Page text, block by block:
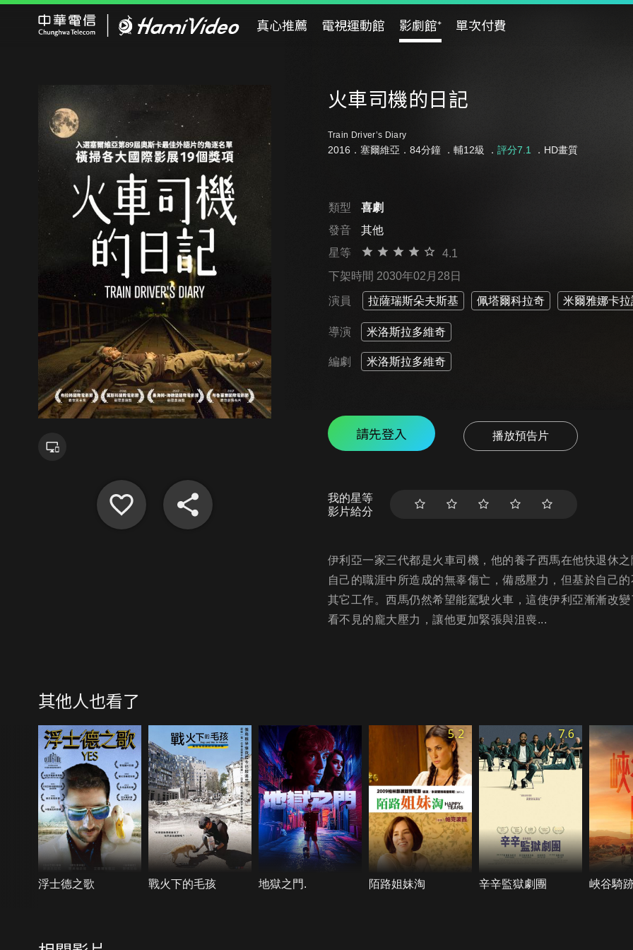
真心推薦 電視運動館 影劇館⁺ 單次付費
火車司機的日記
Train Driver’s Diary
2016．塞爾維亞．84分鐘 ． 輔12級 ． 評分7.1 ．HD畫質
類型
喜劇
發音
其他
星等
4.1
下架時間 2030年02月28日
演員 拉薩瑞斯朵夫斯基 佩塔爾科拉奇 米爾雅娜卡
導演 米洛斯拉多維奇
編劇 米洛斯拉多維奇
請先登入 播放預告片
我的星等
影片給分
伊利亞一家三代都是火車司機，他的養子西馬在他快退休
自己的職涯中所造成的無辜傷亡，備感壓力，但基於自己
其它工作。西馬仍然希望能駕駛火車，這使伊利亞漸漸改
看不見的龐大壓力，讓他更加緊張與沮喪...
其他人也看了
浮士德之歌 戰火下的毛孩 地獄之門.
5.2
陌路姐妹淘
7.6
辛辛監獄劇團 峽谷騎